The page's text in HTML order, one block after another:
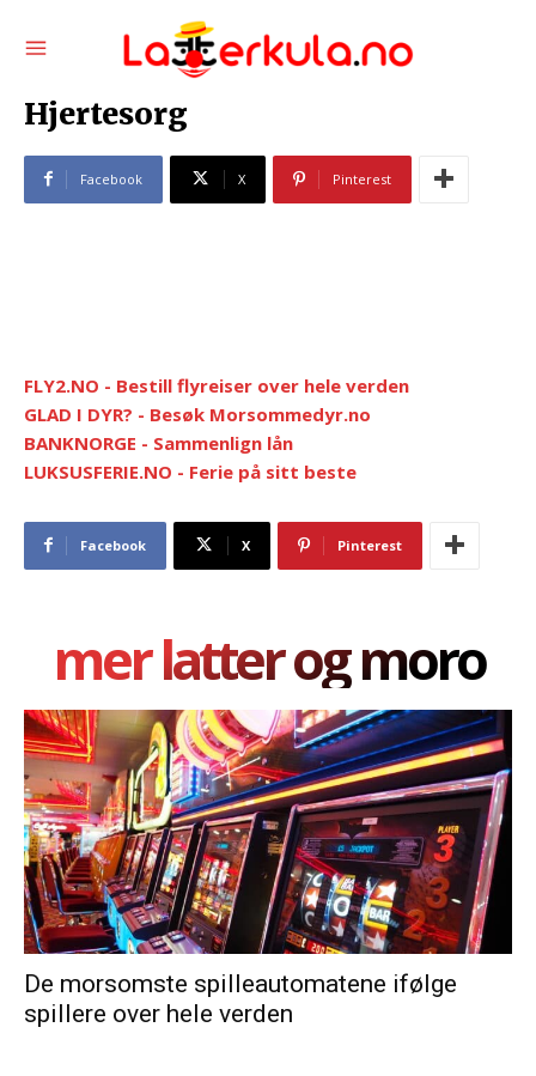
Hjertesorg
Facebook X Pinterest
FLY2.NO - Bestill flyreiser over hele verden
GLAD I DYR? - Besøk Morsommedyr.no
BANKNORGE - Sammenlign lån
LUKSUSFERIE.NO - Ferie på sitt beste
Facebook X Pinterest
mer latter og moro
De morsomste spilleautomatene ifølge
spillere over hele verden